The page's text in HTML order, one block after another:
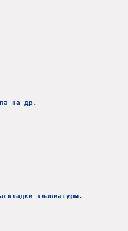
на др.
клавиатуры.